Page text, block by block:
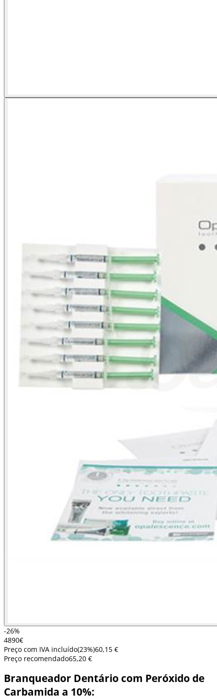
-26%
4890€
Preço com IVA incluído(23%)60,15 €
Preço recomendado65,20 €
Branqueador Dentário com Peróxido de
Carbamida a 10%: